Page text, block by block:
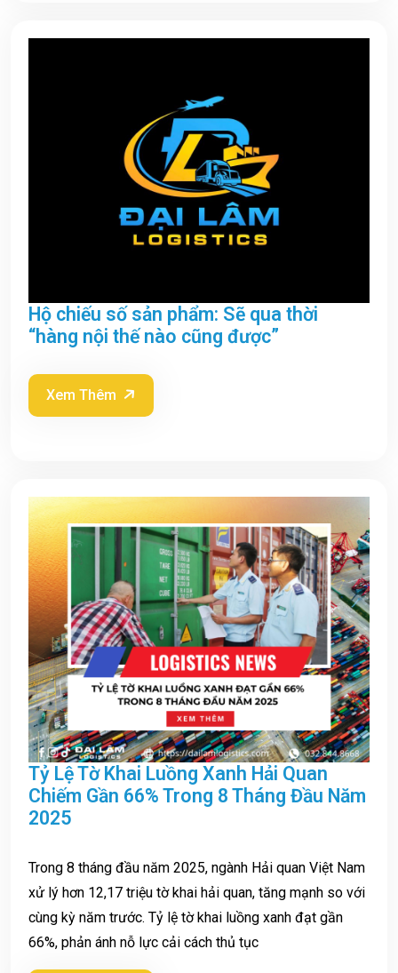
Hộ chiếu số sản phẩm: Sẽ qua thời
“hàng nội thế nào cũng được”
Xem Thêm
Tỷ Lệ Tờ Khai Luồng Xanh Hải Quan
Chiếm Gần 66% Trong 8 Tháng Đầu Năm
2025
Trong 8 tháng đầu năm 2025, ngành Hải quan Việt Nam
xử lý hơn 12,17 triệu tờ khai hải quan, tăng mạnh so với
cùng kỳ năm trước. Tỷ lệ tờ khai luồng xanh đạt gần
66%, phản ánh nỗ lực cải cách thủ tục